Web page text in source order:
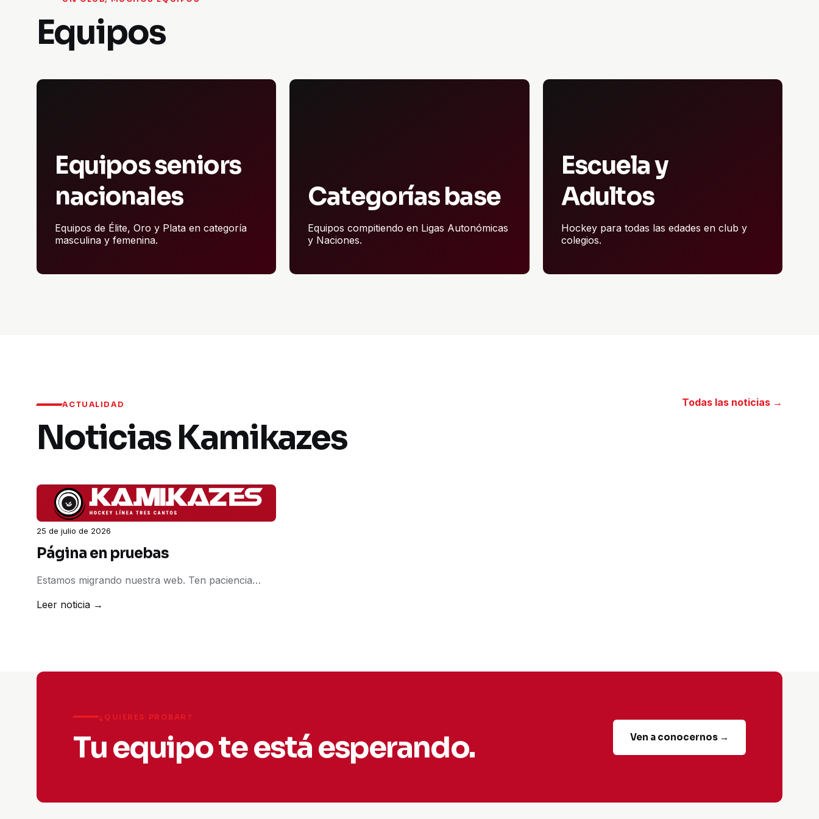
Equipos
Equipos seniors
nacionales
Equipos de Élite, Oro y Plata en categoría
masculina y femenina.
Categorías base
Equipos compitiendo en Ligas Autonómicas
y Naciones.
Escuela y
Adultos
Hockey para todas las edades en club y
colegios.
ACTUALIDAD
Noticias Kamikazes
Todas las noticias →
25 de julio de 2026
Página en pruebas
Estamos migrando nuestra web. Ten paciencia…
Leer noticia →
¿QUIERES PROBAR?
Tu equipo te está esperando. Ven a conocernos →